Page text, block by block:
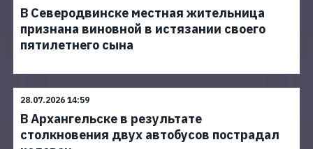
В Северодвинске местная жительница
признана виновной в истязании своего
пятилетнего сына
28.07.2026 14:59
В Архангельске в результате
столкновения двух автобусов пострадал